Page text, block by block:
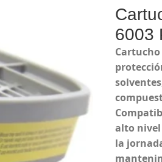
6003
alto
la